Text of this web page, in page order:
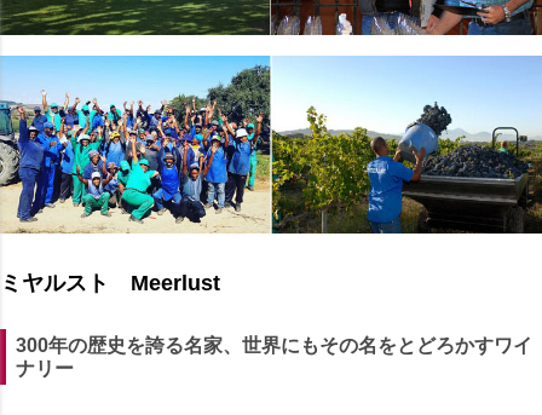
ミヤルスト Meerlust
300年の歴史を誇る名家、世界にもその名をとどろかすワイ
ナリー